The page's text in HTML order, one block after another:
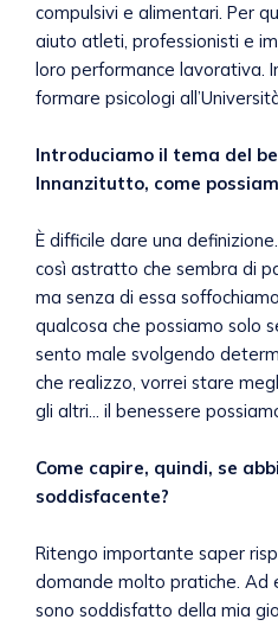
compulsivi e alimentari. Per
aiuto atleti, professionisti e
loro performance lavorativa.
formare psicologi
Introduciamo il tema del
Innanzitutto, come
È difficile dare una
così astratto che sembra di
ma senza di essa
qualcosa che possiamo solo
sento male svolgendo
che realizzo, vorrei stare
gli altri... il benessere
Come capire, quindi, se
soddisfacente?
Ritengo importante saper
domande molto pratiche. Ad
sono soddisfatto della mia